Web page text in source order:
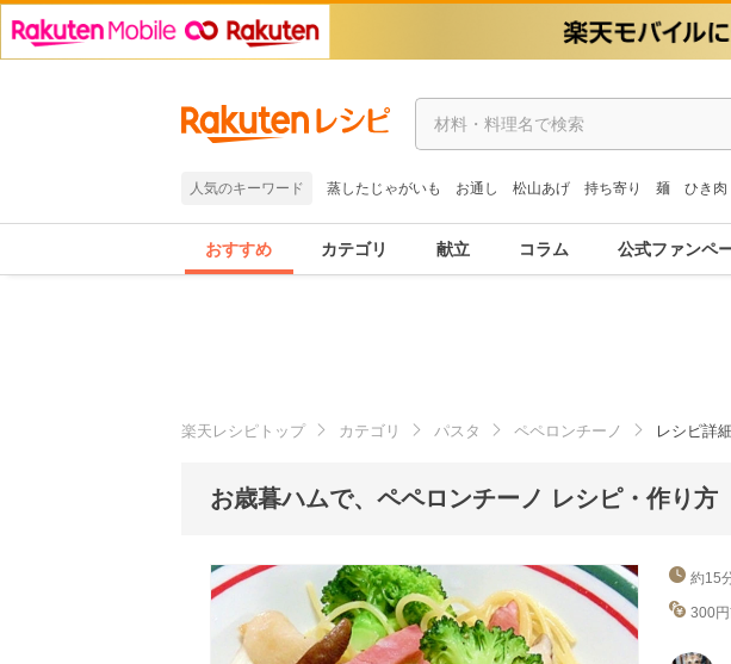
人気のキーワード 蒸したじゃがいも お通し 松山あげ 持ち寄り 麺 ひき肉
おすすめ カテゴリ 献立 コラム 公式ファンペ
楽天レシピトップ カテゴリ パスタ ペペロンチーノ レシピ詳細
お歳暮ハムで、ペペロンチーノ レシピ・作り方
約15
300